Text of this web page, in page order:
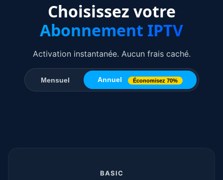
Choisissez votre
Abonnement IPTV
Activation instantanée. Aucun frais caché.
Mensuel Annuel Économisez 70%
BASIC